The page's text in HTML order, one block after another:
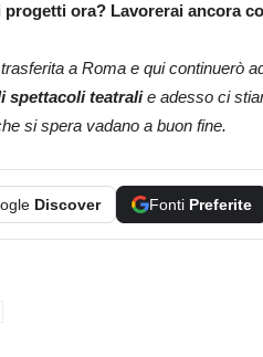
ora? Lavorerai ancora
a Roma e qui continuerò
spettacoli teatralie adesso ci
si spera vadano a buon fine.
Discover Fonti Preferite